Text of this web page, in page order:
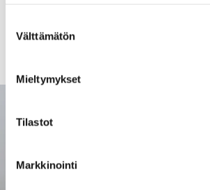
valinta
Välttämätön
Mieltymykset
Tilastot
Markkinointi